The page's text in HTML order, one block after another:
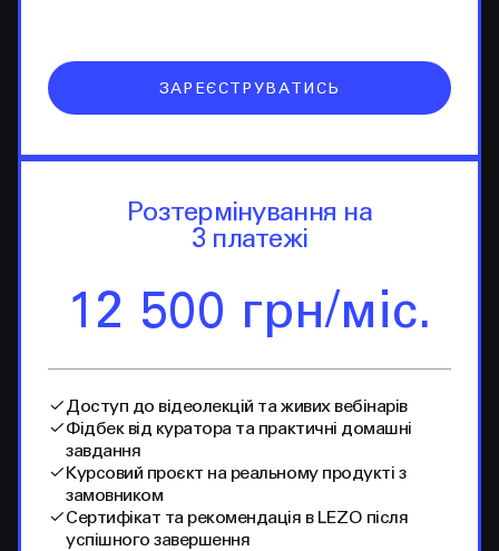
ЗАРЕЄСТРУВАТИСЬ
Розтермінування на
3 платежі
12 500 грн/міс.
Доступ до відеолекцій та живих вебінарів
Фідбек від куратора та практичні домашні
завдання
Курсовий проєкт на реальному продукті з
замовником
Сертифікат та рекомендація в LEZO після
успішного завершення